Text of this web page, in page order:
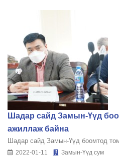
Шадар сайд Замын-Үүд
ажиллаж байна
Шадар сайд Замын-Үүд боомтод
2022-01-11 Замын-Үүд сум